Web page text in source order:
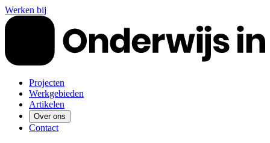
Werken bij
Projecten
Werkgebieden
Artikelen
Over ons
Contact